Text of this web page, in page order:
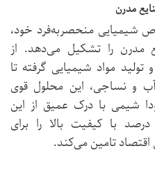
خواص شیمیایی منحصربه‌فرد خود،
مدرن را تشکیل می‌دهد. از
مواد شیمیایی گرفته تا
و نساجی، این محلول قوی
شیمی با درک عمیق از این
نیازهای صنعتی، آمونیاک ۲۵ درصد با کیفیت بالا را برای
تامین می‌کند.